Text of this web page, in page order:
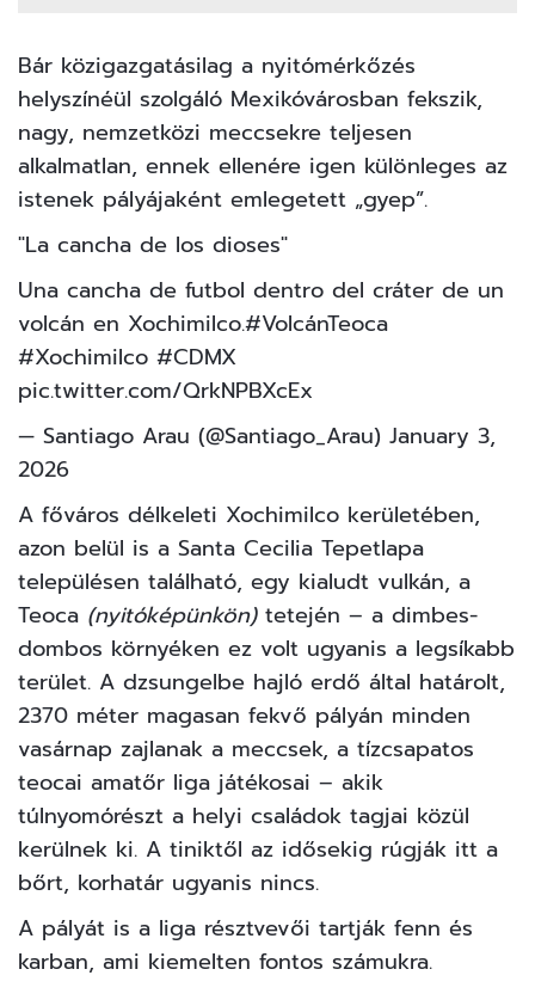
Bár közigazgatásilag a nyitómérkőzés
helyszínéül szolgáló Mexikóvárosban fekszik,
nagy, nemzetközi meccsekre teljesen
alkalmatlan, ennek ellenére igen különleges az
istenek pályájaként emlegetett „gyep”.
"La cancha de los dioses"
Una cancha de futbol dentro del cráter de un
volcán en Xochimilco.#VolcánTeoca
#Xochimilco #CDMX
pic.twitter.com/QrkNPBXcEx
— Santiago Arau (@Santiago_Arau) January 3,
2026
A főváros délkeleti Xochimilco kerületében,
azon belül is a Santa Cecilia Tepetlapa
településen található, egy kialudt vulkán, a
Teoca (nyitóképünkön)tetején – a dimbes-
dombos környéken ez volt ugyanis a legsíkabb
terület. A dzsungelbe hajló erdő által határolt,
2370 méter magasan fekvő pályán minden
vasárnap zajlanak a meccsek, a tízcsapatos
teocai amatőr liga játékosai – akik
túlnyomórészt a helyi családok tagjai közül
kerülnek ki. A tiniktől az idősekig rúgják itt a
bőrt, korhatár ugyanis nincs.
A pályát is a liga résztvevői tartják fenn és
karban, ami kiemelten fontos számukra.